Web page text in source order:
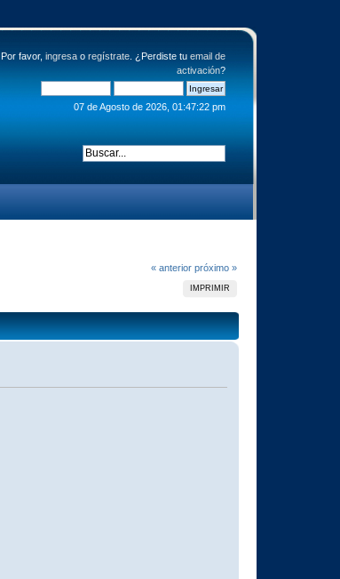
favor, ingresao regístrate. ¿Perdiste tu email de
activación?
07 de Agosto de 2026, 01:47:22 pm
« anterior próximo »
IMPRIMIR